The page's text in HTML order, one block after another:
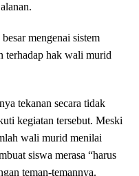
mengenai sistem
terhadap hak wali murid
tekanan secara tidak
kegiatan tersebut. Meski
wali murid menilai
siswa merasa “harus
teman-temannya.